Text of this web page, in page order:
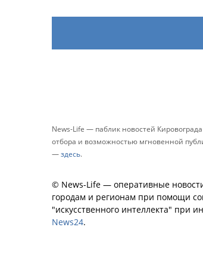
News-Life — паблик новостей
отбора и возможностью мгновенной
—здесь.
© News-Life — оперативные
городам и регионам при помощи
"искусственного интеллекта" при
News24.